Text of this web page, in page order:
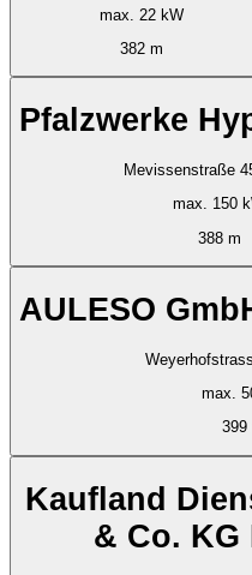
max. 22 kW
382 m
Pfalzwerke
Mevissenstraße
max. 150
388 m
AULESO
max.
399
Kaufland
& Co. KG